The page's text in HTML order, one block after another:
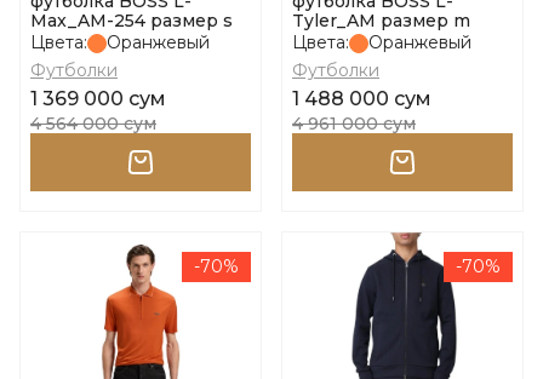
Max_AM-254 размер s
Цвета:
Оранжевый
Футболки
1 369 000 сум
4 564 000 сум
Tyler_AM размер m
Цвета:
Оранжевый
Футболки
1 488 000 сум
4 961 000 сум
-70% -70%